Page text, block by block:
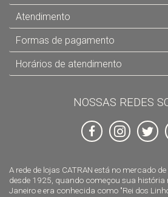
A rede de lojas CATRAN está no mercado
desde 1925, quando começou sua história
Janeiro e era conhecida como "Rei dos
Atendimento
Formas de pagamento
Horários de atendimento
NOSSAS REDES